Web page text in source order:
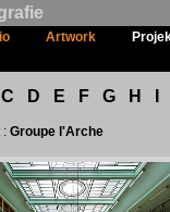
Artwork
C D E F G H
: Groupe l'Arche